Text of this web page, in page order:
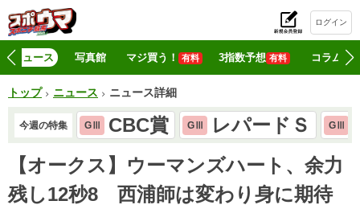
ログイン
ニュース 写真館 マジ買う！ 有料 3指数予想 有料 コラム
トップ ニュース ニュース詳細
今週の特集 GⅢ CBC賞 GⅢ レパードＳ GⅢ
【オークス】ウーマンズハート、余力
残し12秒8 西浦師は変わり身に期待